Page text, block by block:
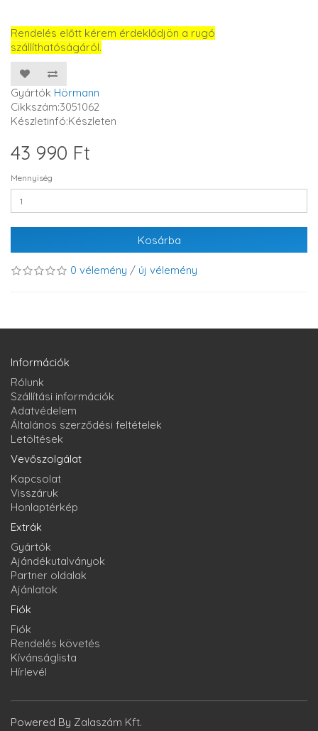
Rendelés előtt kérem érdeklődjön a rugó
szállíthatóságáról.
Gyártók Hörmann
Cikkszám:3051062
Készletinfó:Készleten
43 990 Ft
Mennyiség
Kosárba
0 vélemény / új vélemény
Információk
Rólunk
Szállítási információk
Adatvédelem
Általános szerződési feltételek
Letöltések
Vevőszolgálat
Kapcsolat
Visszáruk
Honlaptérkép
Extrák
Gyártók
Ajándékutalványok
Partner oldalak
Ajánlatok
Fiók
Fiók
Rendelés követés
Kívánságlista
Hírlevél
Powered By Zalaszám Kft.